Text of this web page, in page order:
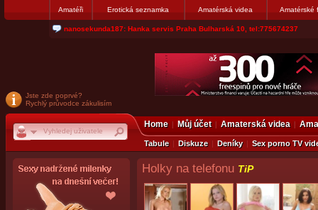
Amatéři Erotická seznamka Amatérská videa Amatérské
jjoseff: Najde se par, ktery nekdy přemýšlel o divákovi. Napiste
Jste zde poprvé?
Rychlý průvodce zákulisím
Home Můj účet Amaterská videa
Tabule Diskuze Deníky Sex porno TV
Holky na telefonu TiP